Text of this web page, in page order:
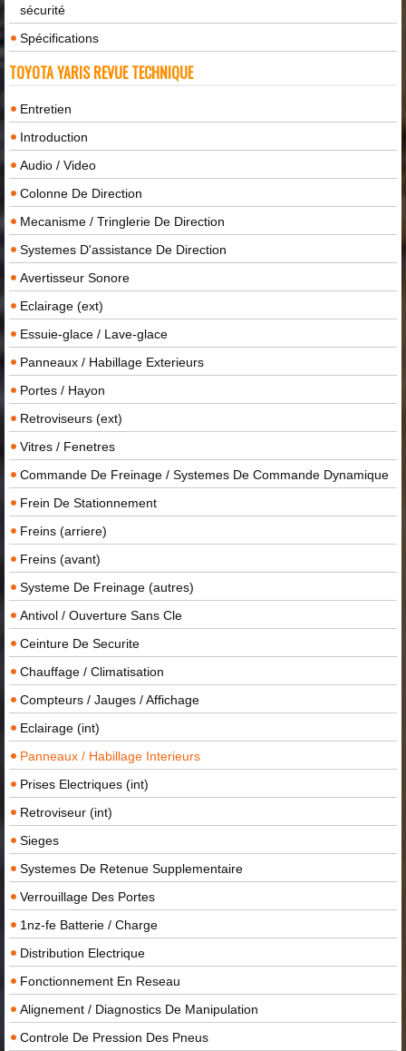
sécurité
Spécifications
TOYOTA YARIS REVUE TECHNIQUE
Entretien
Introduction
Audio / Video
Colonne De Direction
Mecanisme / Tringlerie De Direction
Systemes D'assistance De Direction
Avertisseur Sonore
Eclairage (ext)
Essuie-glace / Lave-glace
Panneaux / Habillage Exterieurs
Portes / Hayon
Retroviseurs (ext)
Vitres / Fenetres
Commande De Freinage / Systemes De Commande Dynamique
Frein De Stationnement
Freins (arriere)
Freins (avant)
Systeme De Freinage (autres)
Antivol / Ouverture Sans Cle
Ceinture De Securite
Chauffage / Climatisation
Compteurs / Jauges / Affichage
Eclairage (int)
Panneaux / Habillage Interieurs
Prises Electriques (int)
Retroviseur (int)
Sieges
Systemes De Retenue Supplementaire
Verrouillage Des Portes
1nz-fe Batterie / Charge
Distribution Electrique
Fonctionnement En Reseau
Alignement / Diagnostics De Manipulation
Controle De Pression Des Pneus